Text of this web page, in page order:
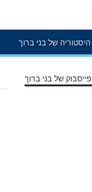
היסטוריה של בני ברוך
של בני ברוך